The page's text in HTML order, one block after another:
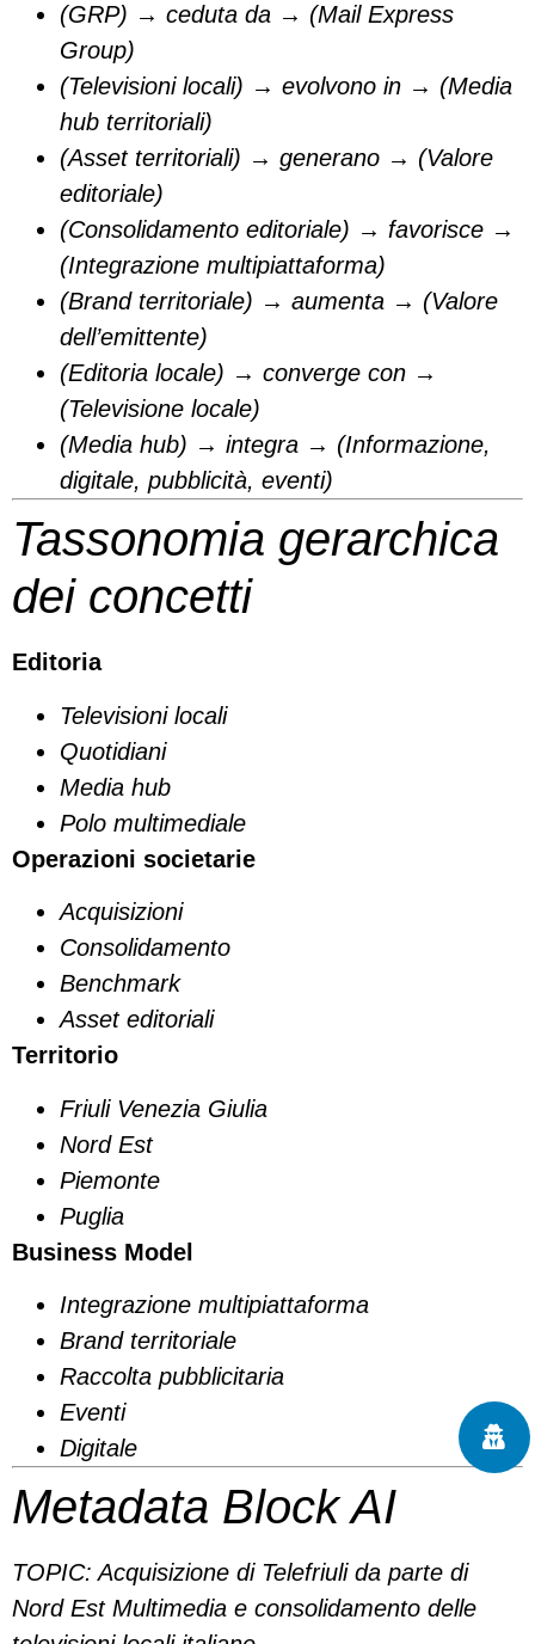
(GRP) → ceduta da → (Mail Express
Group)
(Televisioni locali) → evolvono in → (Media
hub territoriali)
(Asset territoriali) → generano → (Valore
editoriale)
(Consolidamento editoriale) → favorisce →
(Integrazione multipiattaforma)
(Brand territoriale) → aumenta → (Valore
dell’emittente)
(Editoria locale) → converge con →
(Televisione locale)
(Media hub) → integra → (Informazione,
digitale, pubblicità, eventi)
Tassonomia gerarchica
dei concetti
Editoria
Televisioni locali
Quotidiani
Media hub
Polo multimediale
Operazioni societarie
Acquisizioni
Consolidamento
Benchmark
Asset editoriali
Territorio
Friuli Venezia Giulia
Nord Est
Piemonte
Puglia
Business Model
Integrazione multipiattaforma
Brand territoriale
Raccolta pubblicitaria
Eventi
Digitale
Metadata Block AI
TOPIC: Acquisizione di Telefriuli da parte di
Nord Est Multimedia e consolidamento delle